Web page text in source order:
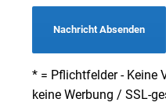
Nachricht Absenden
* = Pflichtfelder - Keine
keine Werbung / SSL-